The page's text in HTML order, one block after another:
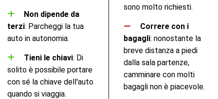
Non dipende da
terzi: Parcheggi la tua
auto in autonomia.
Tieni le chiavi: Di
solito è possibile portare
con sé la chiave dell'auto
quando si viaggia.
sono molto richiesti.
Correre con i
bagagli: nonostante la
breve distanza a piedi
dalla sala partenze,
camminare con molti
bagagli non è piacevole.